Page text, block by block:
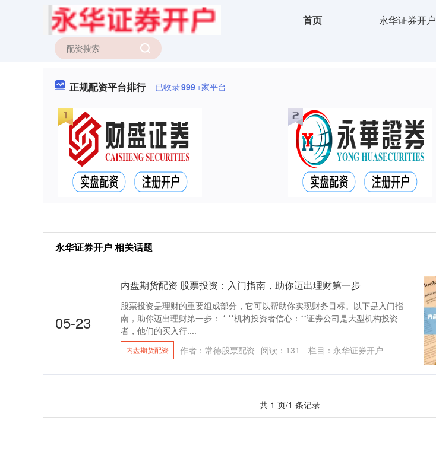
首页 永华证券开户
正规配资平台排行 已收录999+家平台
永华证券开户 相关话题
05-23
内盘期货配资 股票投资：入门指南，助你迈出理财第一步
股票投资是理财的重要组成部分，它可以帮助你实现财务目标。以下是入门指
南，助你迈出理财第一步： * **机构投资者信心：**证券公司是大型机构投资
者，他们的买入行....
内盘期货配资 作者：常德股票配资 阅读： 131 栏目： 永华证券开户
共 1 页/1 条记录